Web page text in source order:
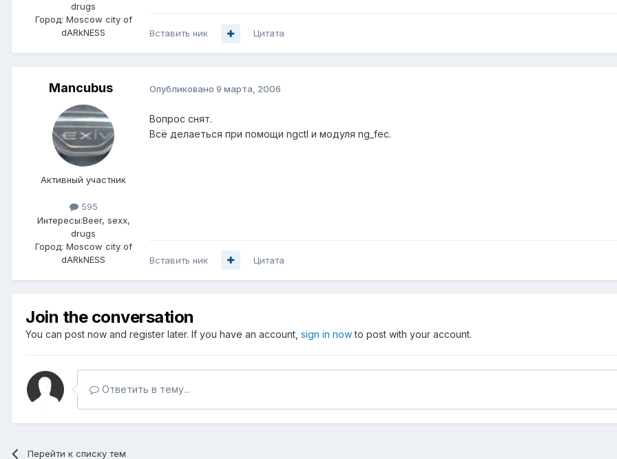
drugs
Город: Moscow city of
dARkNESS
Вставить ник Цитата
Mancubus
Активный участник
595
Интересы:Beer, sexx,
drugs
Город: Moscow city of
dARkNESS
Опубликовано 9 марта, 2006
Вопрос снят.
Всё делаеться при помощи ngctl и модуля ng_fec.
Вставить ник Цитата
Join the conversation
You can post now and register later. If you have an account, sign in nowto post with your account.
Ответить в тему...
Перейти к списку тем